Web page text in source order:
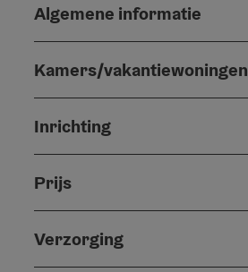
Algemene informatie
Kamers/vakantiewoningen
Inrichting
Prijs
Verzorging